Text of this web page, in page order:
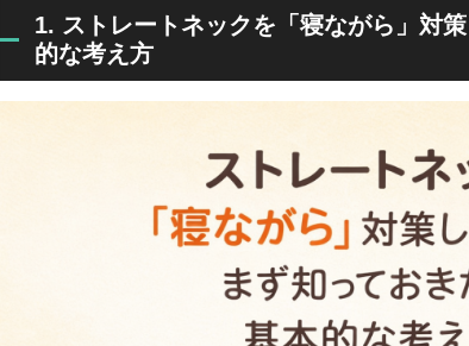
1. ストレートネックを「寝ながら」対
的な考え方